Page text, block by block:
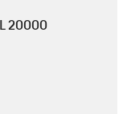
20000